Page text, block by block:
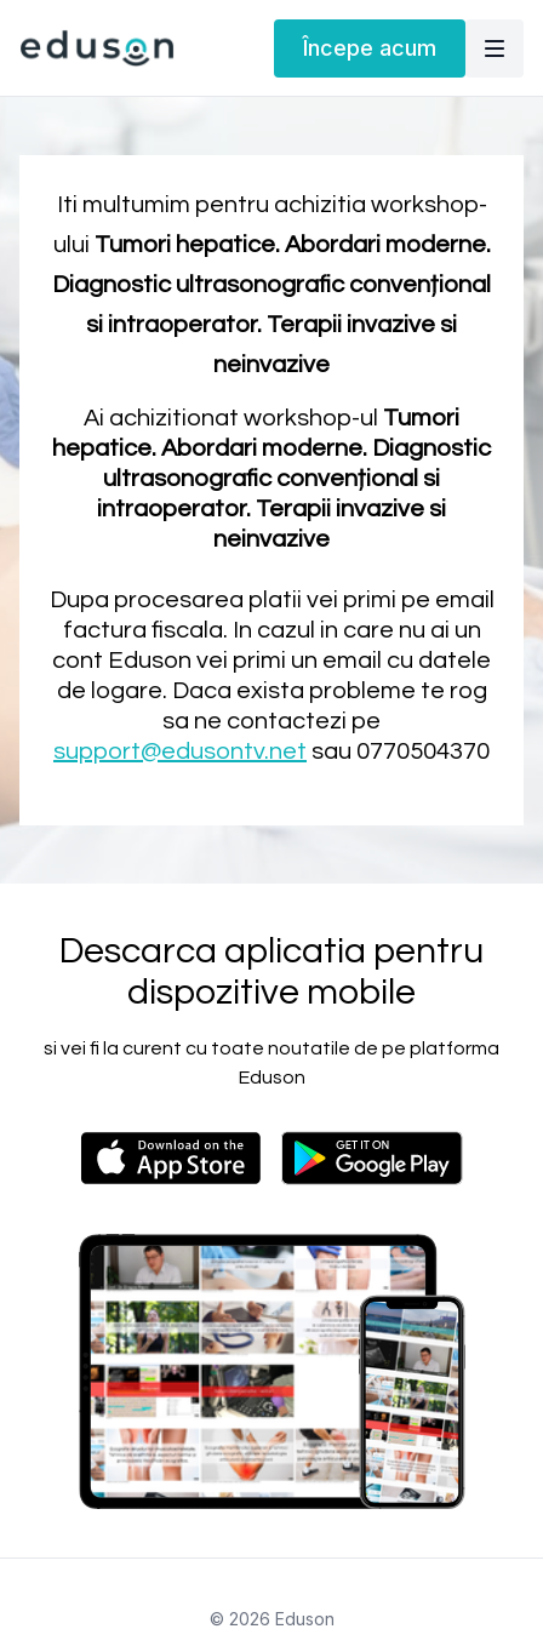
Începe acum
Iti multumim pentru achizitia workshop-
ului Tumori hepatice. Abordari moderne.
Diagnostic ultrasonografic convențional
si intraoperator. Terapii invazive si
neinvazive
Ai achizitionat workshop-ul Tumori
hepatice. Abordari moderne. Diagnostic
ultrasonografic convențional si
intraoperator. Terapii invazive si
neinvazive
Dupa procesarea platii vei primi pe email
factura fiscala. In cazul in care nu ai un
cont Eduson vei primi un email cu datele
de logare. Daca exista probleme te rog
sa ne contactezi pe
support@edusontv.net sau 0770504370
Descarca aplicatia pentru
dispozitive mobile
si vei fi la curent cu toate noutatile de pe platforma
Eduson
© 2026 Eduson